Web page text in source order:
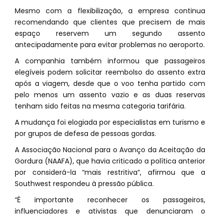
Mesmo com a flexibilização, a empresa continua
recomendando que clientes que precisem de mais
espaço reservem um segundo assento
antecipadamente para evitar problemas no aeroporto.
A companhia também informou que passageiros
elegíveis podem solicitar reembolso do assento extra
após a viagem, desde que o voo tenha partido com
pelo menos um assento vazio e as duas reservas
tenham sido feitas na mesma categoria tarifária.
A mudança foi elogiada por especialistas em turismo e
por grupos de defesa de pessoas gordas.
A Associação Nacional para o Avanço da Aceitação da
Gordura (NAAFA), que havia criticado a política anterior
por considerá-la “mais restritiva”, afirmou que a
Southwest respondeu à pressão pública.
“É importante reconhecer os passageiros,
influenciadores e ativistas que denunciaram o